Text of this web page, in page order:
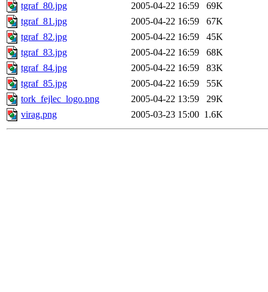
tgraf_80.jpg
2005-04-22 16:59
69K
tgraf_81.jpg
2005-04-22 16:59
67K
tgraf_82.jpg
2005-04-22 16:59
45K
tgraf_83.jpg
2005-04-22 16:59
68K
tgraf_84.jpg
2005-04-22 16:59
83K
tgraf_85.jpg
2005-04-22 16:59
55K
tork_fejlec_logo.png
2005-04-22 13:59
29K
virag.png
2005-03-23 15:00 1.6K